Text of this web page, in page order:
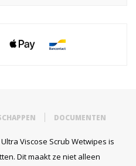
DOCUMENTEN
Viscose Scrub Wetwipes is
Dit maakt ze niet alleen